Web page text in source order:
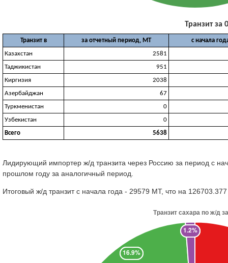
Транзит за
Транзит в за отчетный период, МТ
с начала
Казахстан
2581
Таджикистан
951
Киргизия
2038
Азербайджан
67
Туркменистан
0
Узбекистан
0
Всего
5638
Лидирующий импортер ж/д транзита через Россию за период с
прошлом году за аналогичный период.
Итоговый ж/д транзит с начала года - 29579 МТ, что на